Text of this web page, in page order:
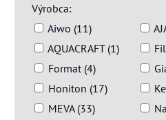
Výrobca:
Aiwo (11)
AQUACRAFT (1)
Format (4)
Honiton (17)
MEVA (33)